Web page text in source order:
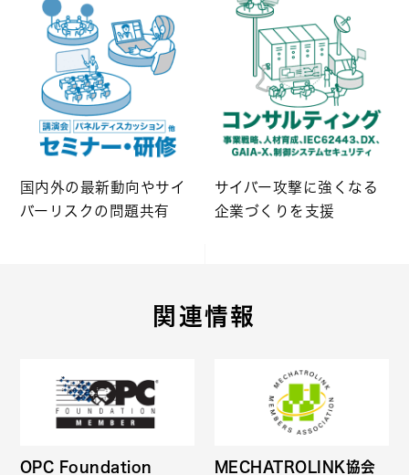
国内外の最新動向やサイ
バーリスクの問題共有
サイバー攻撃に強くなる
企業づくりを支援
関連情報
OPC Foundation
MECHATROLINK協会